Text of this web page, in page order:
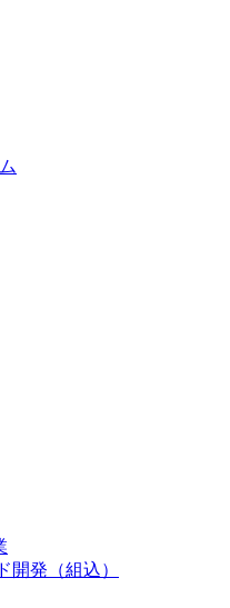
開発（組込）